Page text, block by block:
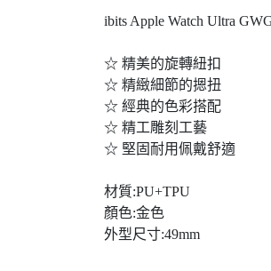
ibits Apple Watch Ultra
☆ 精美的旋轉紐扣
☆ 精緻細節的摁扭
☆ 經典的色彩搭配
☆ 精工雕刻工藝
☆ 堅固耐用佩戴舒適
材質:PU+TPU
顏色:金色
外型尺寸:49mm